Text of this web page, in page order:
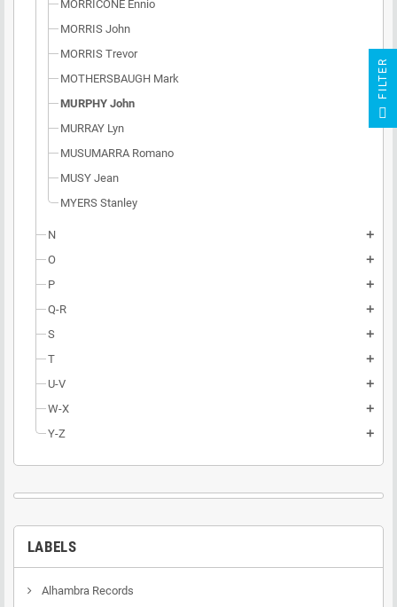
MORRICONE Ennio
MORRIS John
MORRIS Trevor
MOTHERSBAUGH Mark
MURPHY John
MURRAY Lyn
MUSUMARRA Romano
MUSY Jean
MYERS Stanley
N add
O add
P add
Q-R add
S add
T add
U-V add
W-X add
Y-Z add
LABELS
Alhambra Records
R